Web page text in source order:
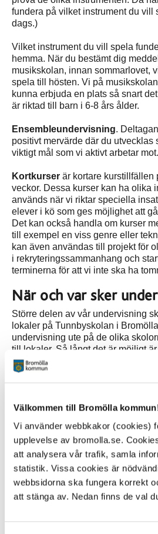
Välkommen till Bromölla
Vi använder webbkakor (cookies)
upplevelse av bromolla.se.
att analysera vår trafik, samla
statistik. Vissa cookies är
webbsidorna ska fungera korrekt
att stänga av. Nedan finns de val
fundera på vilket instrument du vill
dags.)
Vilket instrument du vill spela
hemma. När du bestämt dig
musikskolan, innan sommarlovet,
spela till hösten. Vi på
kunna erbjuda en plats så snart
är riktad till barn i 6-8 års ålder.
Ensembleundervisning.
positivt mervärde där du utvecklas
viktigt mål som vi aktivt arbetar mot.
Kortkurser är kortare kurstillfällen
veckor. Dessa kurser kan ha olika
används när vi riktar speciella
elever i kö som ges möjlighet att gå
Det kan också handla om kurser
till exempel en viss genre eller
kan även användas till projekt för
i rekryteringssammanhang och
terminerna för att vi inte ska ha
När och var sker
Större delen av vår undervisning
lokaler på Tunnbyskolan i
undervisning ute på de olika
till lokaler. Så långt det är möjligt
förlagd på dagtid.
eftermiddagstid/kvällstid.
tider är lokaltillgången på de olika
Lektionerna läggs ut med fasta
schema med olika tider varannan
intervall för att inte påverka övrig
negativt.